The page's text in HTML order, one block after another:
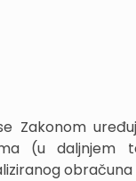
Zakonom
(u daljnjem
obračuna